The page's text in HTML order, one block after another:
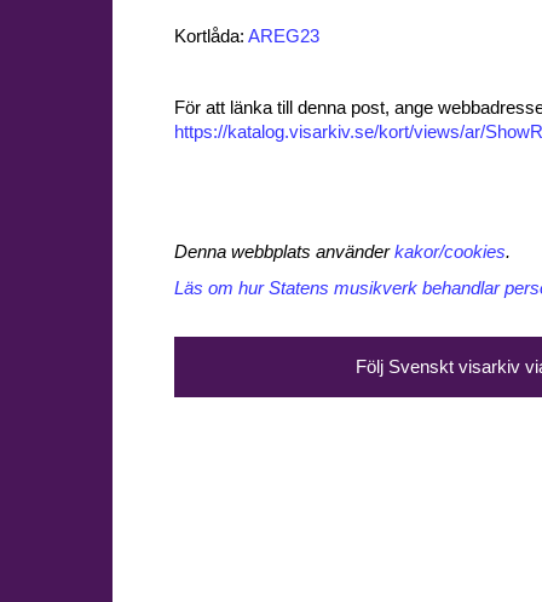
Kortlåda: AREG23
För att länka till denna post, ange
https://katalog.visarkiv.se/kort/views/ar/
Denna webbplats använderkakor/cookies.
Läs om hur Statens musikverk behandlar
Följ Svenskt visarkiv